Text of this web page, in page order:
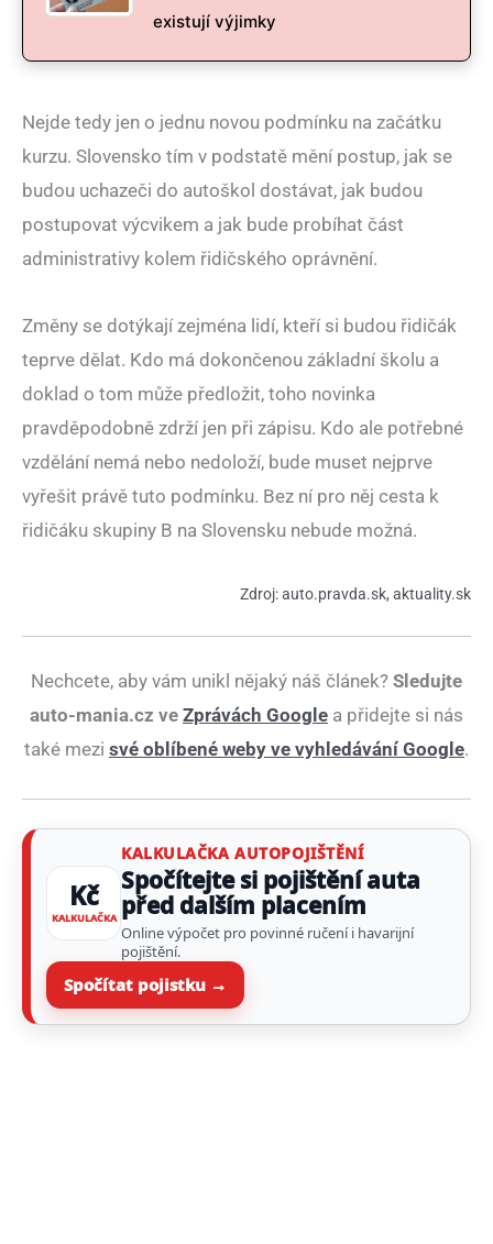
existují výjimky
Nejde tedy jen o jednu novou podmínku na začátku
kurzu. Slovensko tím v podstatě mění postup, jak se
budou uchazeči do autoškol dostávat, jak budou
postupovat výcvikem a jak bude probíhat část
administrativy kolem řidičského oprávnění.
Změny se dotýkají zejména lidí, kteří si budou řidičák
teprve dělat. Kdo má dokončenou základní školu a
doklad o tom může předložit, toho novinka
pravděpodobně zdrží jen při zápisu. Kdo ale potřebné
vzdělání nemá nebo nedoloží, bude muset nejprve
vyřešit právě tuto podmínku. Bez ní pro něj cesta k
řidičáku skupiny B na Slovensku nebude možná.
Zdroj:auto.pravda.sk, aktuality.sk
Nechcete, aby vám unikl nějaký náš článek? Sledujte
auto-mania.cz ve Zprávách Google a přidejte si nás
také mezi své oblíbené weby ve vyhledávání Google.
Kč
KALKULAČKA
KALKULAČKA AUTOPOJIŠTĚNÍ
Spočítejte si pojištění auta
před dalším placením
Online výpočet pro povinné ručení i havarijní
pojištění.
Spočítat pojistku →